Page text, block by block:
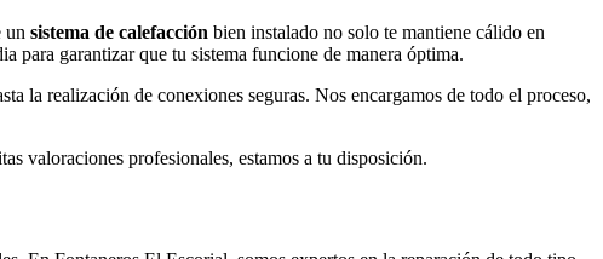
un sistema de calefacción bien instalado no solo te mantiene cálido en
para garantizar que tu sistema funcione de manera óptima.
la realización de conexiones seguras. Nos encargamos de todo el proceso,
valoraciones profesionales, estamos a tu disposición.